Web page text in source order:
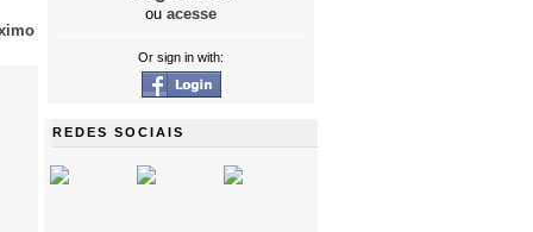
ou acesse
Or sign in with:
REDES SOCIAIS